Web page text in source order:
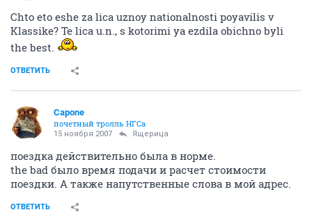
Chto eto eshe za lica uznoy nationalnosti poyavilis v
Klassike? Te lica u.n., s kotorimi ya ezdila obichno byli
the best.
ОТВЕТИТЬ
Capone
почетный тролль НГСа
15 ноября 2007 Ящерица
поездка действительно была в норме.
the bad было время подачи и расчет стоимости
поездки. А также напутственные слова в мой адрес.
ОТВЕТИТЬ